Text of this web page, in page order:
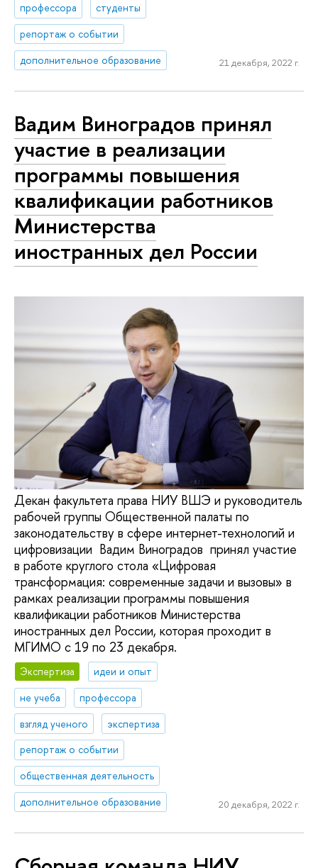
профессора
студенты
репортаж о событии
дополнительное образование
21 декабря, 2022 г.
Вадим Виноградов принял
участие в реализации
программы повышения
квалификации работников
Министерства
иностранных дел России
Декан факультета права НИУ ВШЭ и руководитель
рабочей группы Общественной палаты по
законодательству в сфере интернет-технологий и
цифровизации Вадим Виноградов принял участие
в работе круглого стола «Цифровая
трансформация: современные задачи и вызовы» в
рамках реализации программы повышения
квалификации работников Министерства
иностранных дел России, которая проходит в
МГИМО с 19 по 23 декабря.
Экспертиза
идеи и опыт
не учеба
профессора
взгляд ученого
экспертиза
репортаж о событии
общественная деятельность
дополнительное образование
20 декабря, 2022 г.